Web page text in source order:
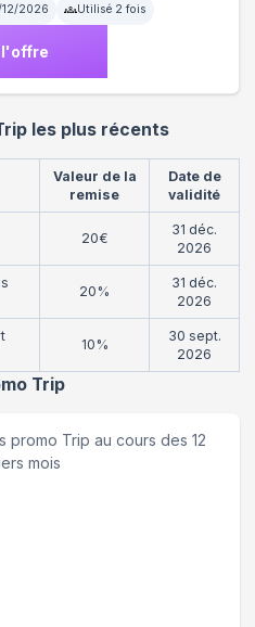
12/2026 Utilisé 2 fois
l'offre
les plus récents
Valeur de la
remise
Date de
validité
20€
31 déc.
2026
20%
31 déc.
2026
10%
30 sept.
2026
Trip
promo Trip au cours des 12
mois